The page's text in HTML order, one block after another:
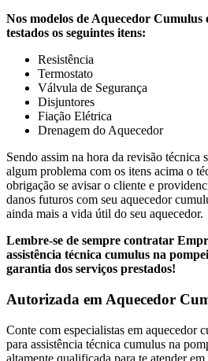
Nos modelos de Aquecedor Cumulus
testados os seguintes itens:
Resistência
Termostato
Válvula de Segurança
Disjuntores
Fiação Elétrica
Drenagem do Aquecedor
Sendo assim na hora da revisão técnica
algum problema com os itens acima o
obrigação se avisar o cliente e
danos futuros com seu aquecedor
ainda mais a vida útil do seu aquecedor.
Lembre-se de sempre contratar
assistência técnica cumulus na
garantia dos serviços prestados!
Autorizada em Aquecedor
Conte com especialistas em aquecedor
para assistência técnica cumulus na
altamente qualificada para te atender